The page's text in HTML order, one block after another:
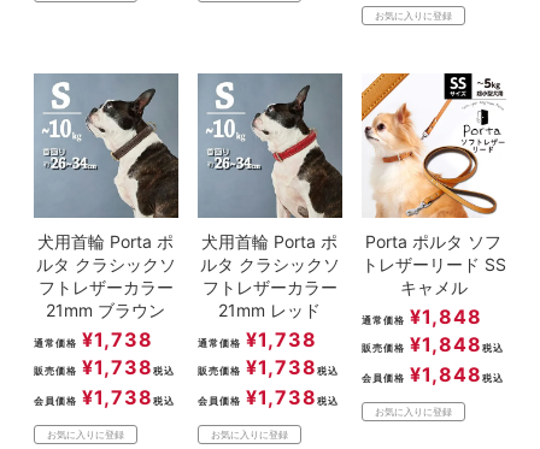
お気に入りに登録
犬用首輪 Porta ポ
ルタ クラシックソ
フトレザーカラー
21mm ブラウン
通常価格 ¥1,738
販売価格 ¥1,738 税込
会員価格 ¥1,738 税込
お気に入りに登録
犬用首輪 Porta ポ
ルタ クラシックソ
フトレザーカラー
21mm レッド
通常価格 ¥1,738
販売価格 ¥1,738 税込
会員価格 ¥1,738 税込
お気に入りに登録
Porta ポルタ ソフ
トレザーリード SS
キャメル
通常価格 ¥1,848
販売価格 ¥1,848 税込
会員価格 ¥1,848 税込
お気に入りに登録